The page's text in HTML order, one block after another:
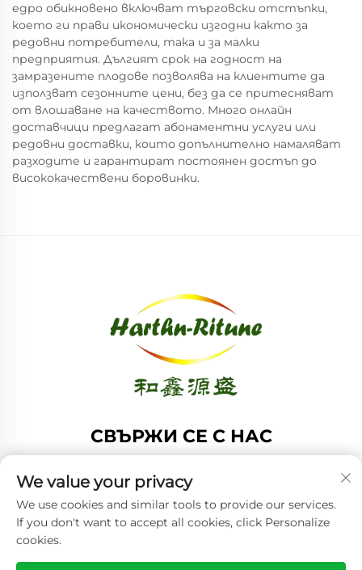
едро обикновено включват търговски отстъпки,
което ги прави икономически изгодни както за
редовни потребители, така и за малки
предприятия. Дългият срок на годност на
замразените плодове позволява на клиентите да
използват сезонните цени, без да се притесняват
от влошаване на качеството. Много онлайн
доставчици предлагат абонаментни услуги или
редовни доставки, които допълнително намаляват
разходите и гарантират постоянен достъп до
висококачествени боровинки.
СВЪРЖИ СЕ С НАС
район, Циндао, Шандонг, Китай
Тел:+86-53285879528
Имейл:
We value your privacy
We use cookies and similar tools to provide our services.
If you don't want to accept all cookies, click Personalize
cookies.